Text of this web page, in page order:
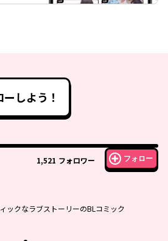
しよう！
1,521 フォロワー フォロー
ックなラブストーリーのBLコミック